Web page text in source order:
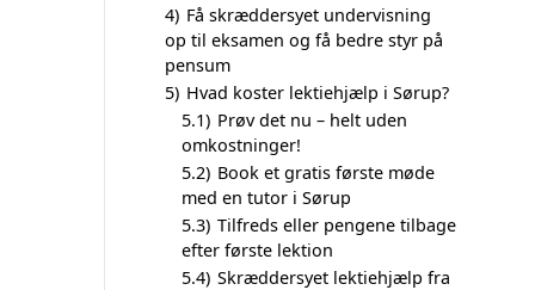
4) Få skræddersyet undervisning
op til eksamen og få bedre styr på
pensum
5) Hvad koster lektiehjælp i Sørup?
5.1) Prøv det nu – helt uden
omkostninger!
5.2) Book et gratis første møde
med en tutor i Sørup
5.3) Tilfreds eller pengene tilbage
efter første lektion
5.4) Skræddersyet lektiehjælp fra